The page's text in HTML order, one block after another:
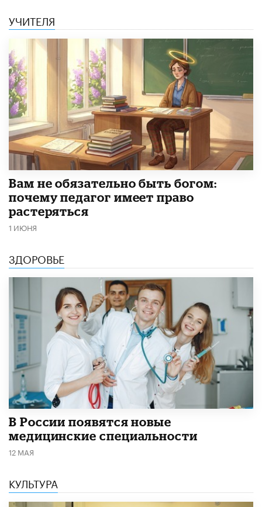
УЧИТЕЛЯ
​Вам не обязательно быть богом:
почему педагог имеет право
растеряться
1 ИЮНЯ
ЗДОРОВЬЕ
В России появятся новые
медицинские специальности
12 МАЯ
КУЛЬТУРА